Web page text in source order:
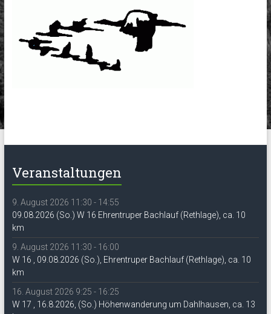
Veranstaltungen
9. August 2026 11:30 - 14:55
09.08.2026 (So.) W 16 Ehrentruper Bachlauf (Rethlage), ca. 10
km
9. August 2026 11:30 - 16:00
W 16 , 09.08.2026 (So.), Ehrentruper Bachlauf (Rethlage), ca. 10
km
16. August 2026 9:25 - 16:25
W 17 , 16.8.2026, (So.) Höhenwanderung um Dahlhausen, ca. 13